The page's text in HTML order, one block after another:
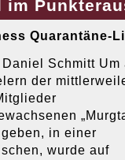
im
Quarantäne-
Daniel Schmitt Um
der
in einer
wurde auf